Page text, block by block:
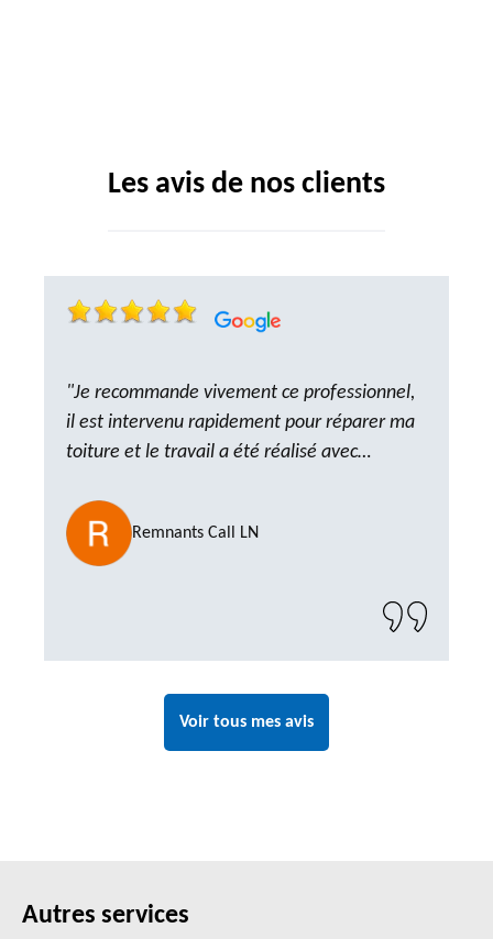
Les avis de nos clients
"Je recommande vivement ce professionnel,
il est intervenu rapidement pour réparer ma
toiture et le travail a été réalisé avec
ponctuel et à l’écoute, le résultat est
impeccable et le chantier a été laissé propre.
Un artisan de confiance que je n’hésiterai pas
Remnants Call LN
Voir tous mes avis
Autres services